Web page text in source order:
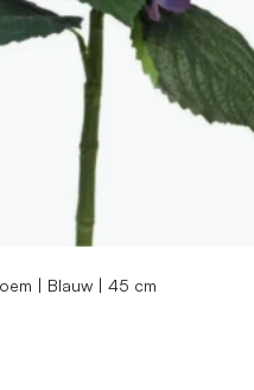
| Blauw | 45 cm